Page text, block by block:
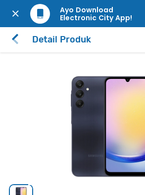
Ayo Download
Electronic City App!
Detail Produk